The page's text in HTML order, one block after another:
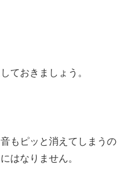
ておきましょう。
音もピッと消えてしまうの
はなりません。